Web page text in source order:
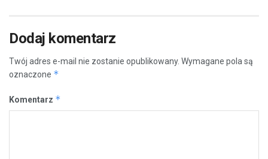
Dodaj komentarz
Twój adres e-mail nie zostanie opublikowany. Wymagane pola są
oznaczone *
Komentarz *